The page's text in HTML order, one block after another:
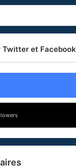
Twitter et Facebook